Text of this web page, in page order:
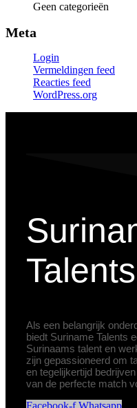
Geen categorieën
Meta
Login
Vermeldingen feed
Reacties feed
WordPress.org
Talents
Als een belangrijk
biedt Suriname Talents
Surinaams talent en
zijn gepassioneerd om
en tegelijkertijd
van de perfecte match
Facebook-f Whatsapp